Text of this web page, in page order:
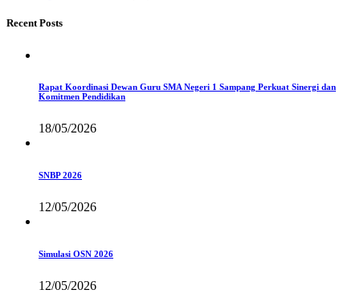
Recent Posts
Rapat Koordinasi Dewan Guru SMA Negeri 1 Sampang Perkuat Sinergi dan
Komitmen Pendidikan
18/05/2026
SNBP 2026
12/05/2026
Simulasi OSN 2026
12/05/2026